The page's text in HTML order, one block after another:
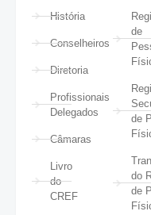
História
Conselheiros
Diretoria
Profissionais
Delegados
Câmaras
Livro
do
CREF
de
de
do
de